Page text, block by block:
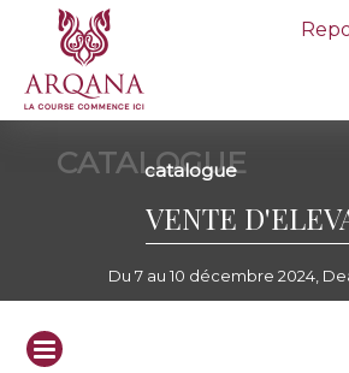
CATALOGUE
catalogue
VENTE
Du 7 au 10 décembre 2024,